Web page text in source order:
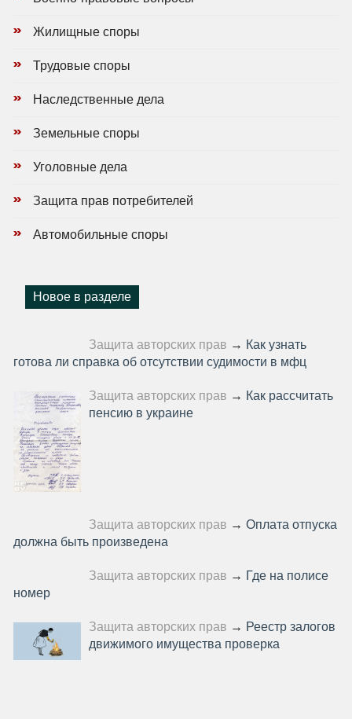
Жилищные споры
Трудовые споры
Наследственные дела
Земельные споры
Уголовные дела
Защита прав потребителей
Автомобильные споры
Новое в разделе
Защита авторских прав → Как узнать
готова ли справка об отсутствии судимости в мфц
Защита авторских прав → Как рассчитать
пенсию в украине
Защита авторских прав →Оплата отпуска
должна быть произведена
Защита авторских прав → Где на полисе
номер
Защита авторских прав → Реестр залогов
движимого имущества проверка